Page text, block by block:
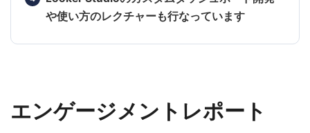
や使い方のレクチャーも行なっています
エンゲージメントレポート